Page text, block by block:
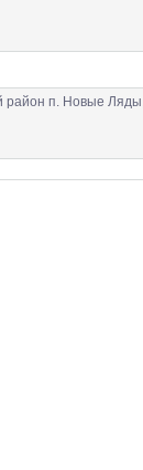
район п. Новые